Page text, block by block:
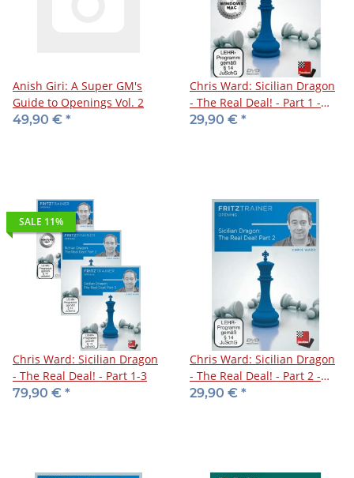
Anish Giri: A Super GM's
Guide to Openings Vol. 2
49,90 € *
Chris Ward: Sicilian Dragon
- The Real Deal! - Part 1 -
DVD
29,90 € *
SALE 11%
Chris Ward: Sicilian Dragon
- The Real Deal! - Part 1-3
79,90 € *
Chris Ward: Sicilian Dragon
- The Real Deal! - Part 2 -
DVD
29,90 € *